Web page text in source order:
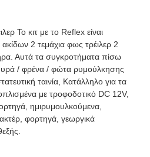
Το κιτ με το Reflex είναι
2 τεμάχια φως τρέιλερ 2
Αυτά τα συγκροτήματα πίσω
/ φρένα / φώτα ρυμούλκησης
ταινία, Κατάλληλο για τα
με τροφοδοτικό DC 12V,
ημιρυμουλκούμενα,
φορτηγά, γεωργικά